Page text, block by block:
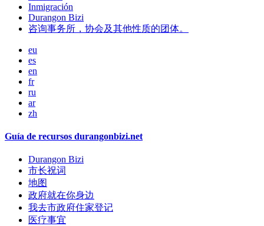
Inmigración
Durangon Bizi
咨询事务所，协会及其他性质的团体。
eu
es
en
fr
ru
ar
zh
Guía de recursos durangonbizi.net
Durangon Bizi
市长祝词
地图
政府就在你身边
我去市政府住家登记
医疗事宜